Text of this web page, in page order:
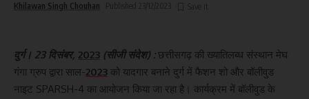
Khilawan Singh Chouhan
दुर्ग। 23 दिसंबर, 2023 (सीजी संदेश) :छत्तीसगढ़ की ख्यातिलब्ध संस्थान मेघ
गंगा ग्रुप द्वारा साल-2023 को यादगार बनाने दुर्ग में फैशन शो और बॉलीवुड
नाइट SPARSH-4 का आयोजन किया जा रहा है। कार्यक्रम में बॉलीवुड के